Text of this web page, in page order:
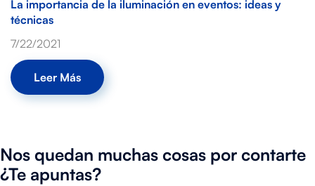
La importancia de la iluminación en eventos: ideas y
técnicas
7/22/2021
Leer Más
Nos quedan muchas cosas por contarte
¿Te apuntas?